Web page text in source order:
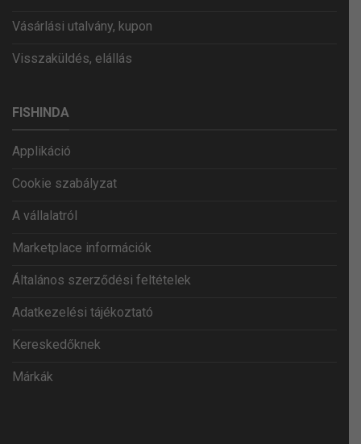
Vásárlási utalvány, kupon
Visszaküldés, elállás
FISHINDA
Applikáció
Cookie szabályzat
A vállalatról
Marketplace információk
Általános szerződési feltételek
Adatkezelési tájékoztató
Kereskedőknek
Márkák